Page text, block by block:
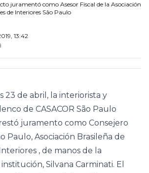
juramentó como Asesor Fiscal de la Asociación
de Interiores São Paulo
13:42
23 de abril, la interiorista y
de CASACOR São Paulo
juramento como Consejero
Paulo, Asociación Brasileña de
, de manos de la
Silvana Carminati. El